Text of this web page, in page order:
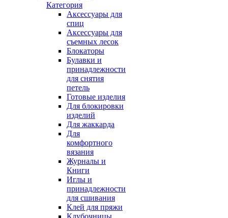
Категория
Аксессуары для
спиц
Аксессуары для
съемных лесок
Блокаторы
Булавки и
принадлежности
для снятия
петель
Готовые изделия
Для блокировки
изделий
Для жаккарда
Для
комфортного
вязания
Журналы и
Книги
Иглы и
принадлежности
для сшивания
Клей для пряжи
Клубочницы